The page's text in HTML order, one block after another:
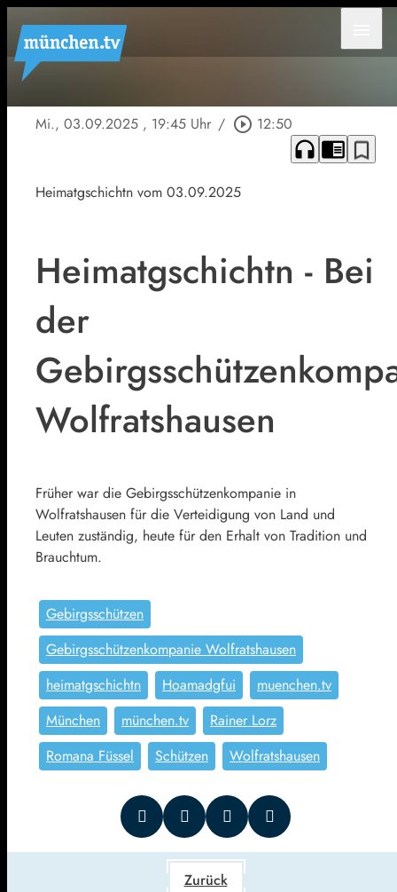
Mi., 03.09.2025 , 19:45 Uhr / play_circle_outline 12:50
headphones chrome_reader_mode bookmark_border
Heimatgschichtn vom 03.09.2025
Heimatgschichtn - Bei
der
Wolfratshausen
Früher war die Gebirgsschützenkompanie in
Wolfratshausen für die Verteidigung von Land und
Leuten zuständig, heute für den Erhalt von Tradition und
Brauchtum.
Gebirgsschützen
Gebirgsschützenkompanie Wolfratshausen
heimatgschichtn
Hoamadgfui
muenchen.tv
München
münchen.tv
Rainer Lorz
Romana Füssel
Schützen Wolfratshausen
Zurück